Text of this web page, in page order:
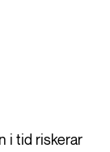
i tid riskerar